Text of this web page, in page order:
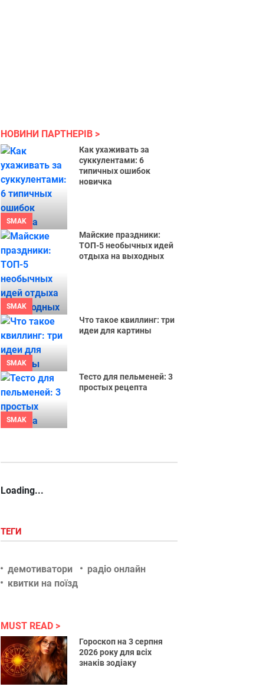
НОВИНИ ПАРТНЕРІВ
SMAK
Как ухаживать за
суккулентами: 6
типичных ошибок
новичка
SMAK
Майские праздники:
ТОП-5 необычных идей
отдыха на выходных
SMAK
Что такое квиллинг: три
идеи для картины
SMAK
Тесто для пельменей: 3
простых рецепта
Loading...
ТЕГИ
демотиватори
радіо онлайн
квитки на поїзд
MUST READ
Гороскоп на 3 серпня
2026 року для всіх
знаків зодіаку